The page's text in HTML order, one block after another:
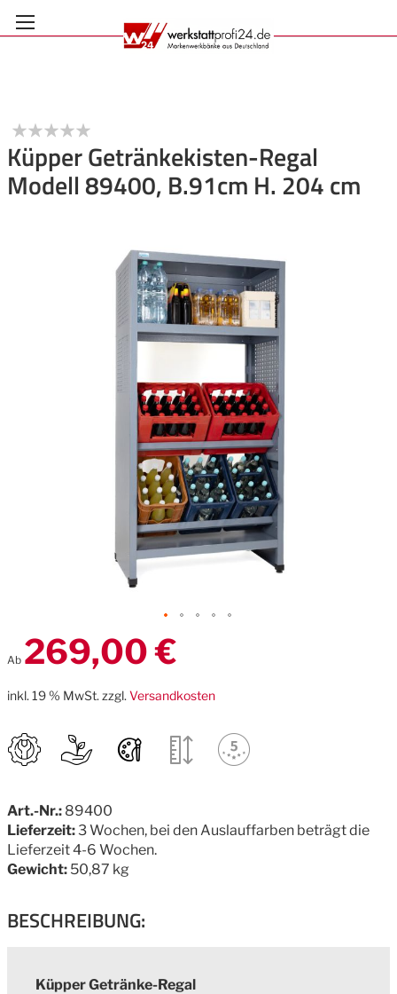
Anmelden
Inhalt
springen
Küpper Getränkekisten-Regal
Modell 89400, B.91cm H. 204 cm
Zum
Anfang
Bildgalerie
Ab 269,00 €
inkl. 19 % MwSt. zzgl. Versandkosten
Art.-Nr.: 89400
Lieferzeit:3 Wochen, bei den Auslauffarben beträgt die
Lieferzeit 4-6 Wochen.
Gewicht: 50,87 kg
BESCHREIBUNG:
Küpper Getränke-Regal